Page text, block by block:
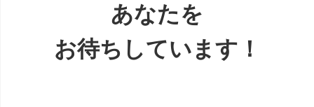
あなたを
お待ちしています！